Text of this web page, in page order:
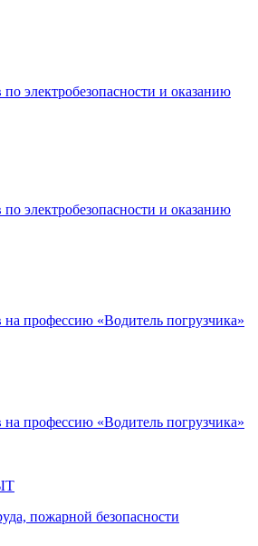
электробезопасности и оказанию
электробезопасности и оказанию
на профессию «Водитель погрузчика»
на профессию «Водитель погрузчика»
пожарной безопасности